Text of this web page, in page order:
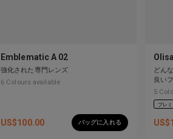
Emblematic A 02
強化された専門レンズ
6 Colours available
US$100.00 バッグに入れる
どん
良い
柔軟
5
プレ
US$